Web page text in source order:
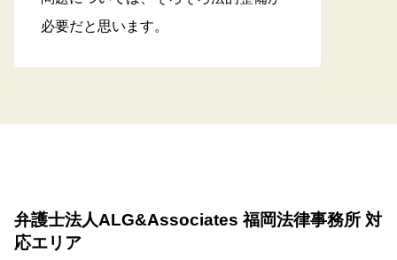
必要だと思います。
弁護士法人ALG&Associates 福岡法律事務所 対
応エリア